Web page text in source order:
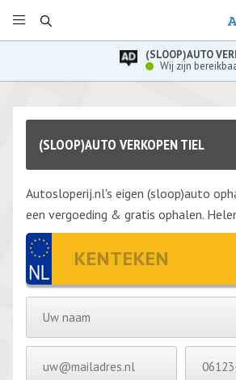
(SLOOP)AUTO
Wij zijn
(SLOOP)AUTO VERKOPEN TIEL
Autosloperij.nl's eigen (sloop)auto
een vergoeding & gratis ophalen.